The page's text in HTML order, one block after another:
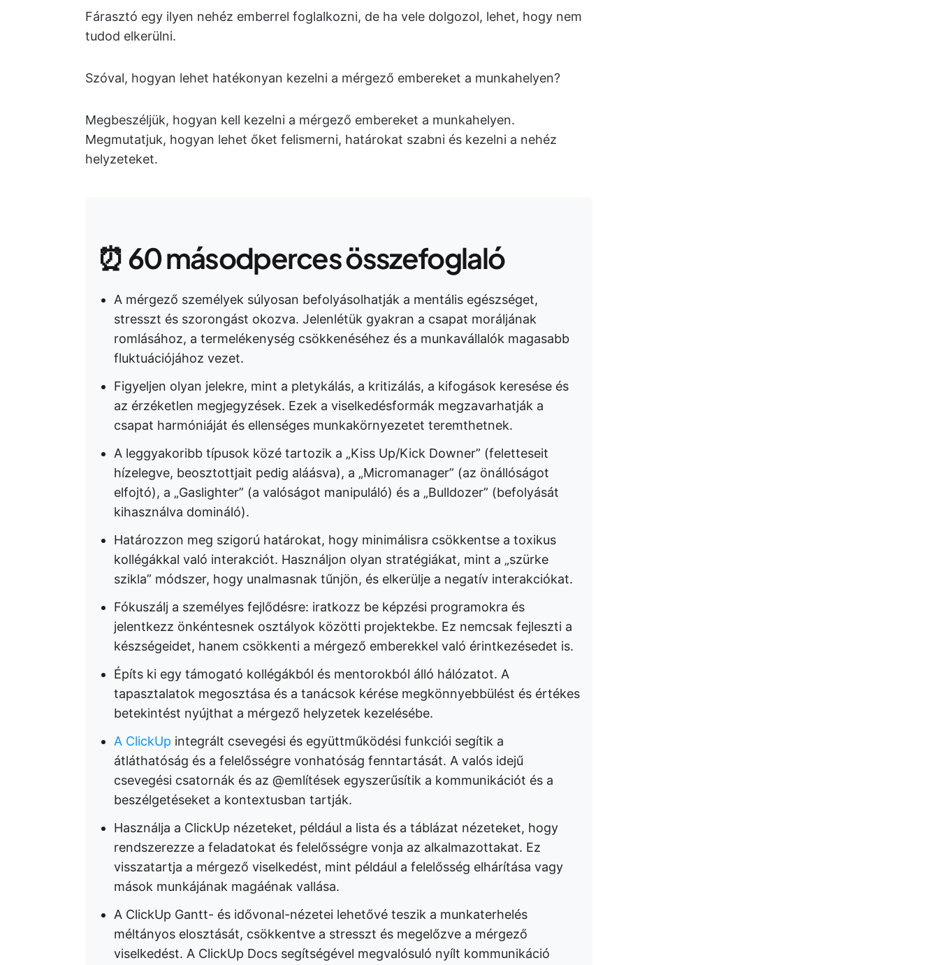
Fárasztó egy ilyen nehéz emberrel foglalkozni, de ha vele dolgozol, lehet, hogy nem
tudod elkerülni.
Szóval, hogyan lehet hatékonyan kezelni a mérgező embereket a munkahelyen?
Megbeszéljük, hogyan kell kezelni a mérgező embereket a munkahelyen.
Megmutatjuk, hogyan lehet őket felismerni, határokat szabni és kezelni a nehéz
helyzeteket.
⏰ 60 másodperces összefoglaló
A mérgező személyek súlyosan befolyásolhatják a mentális egészséget,
stresszt és szorongást okozva. Jelenlétük gyakran a csapat moráljának
romlásához, a termelékenység csökkenéséhez és a munkavállalók magasabb
fluktuációjához vezet.
Figyeljen olyan jelekre, mint a pletykálás, a kritizálás, a kifogások keresése és
az érzéketlen megjegyzések. Ezek a viselkedésformák megzavarhatják a
csapat harmóniáját és ellenséges munkakörnyezetet teremthetnek.
A leggyakoribb típusok közé tartozik a „Kiss Up/Kick Downer” (feletteseit
hízelegve, beosztottjait pedig aláásva), a „Micromanager” (az önállóságot
elfojtó), a „Gaslighter” (a valóságot manipuláló) és a „Bulldozer” (befolyását
kihasználva domináló).
Határozzon meg szigorú határokat, hogy minimálisra csökkentse a toxikus
kollégákkal való interakciót. Használjon olyan stratégiákat, mint a „szürke
szikla” módszer, hogy unalmasnak tűnjön, és elkerülje a negatív interakciókat.
Fókuszálj a személyes fejlődésre: iratkozz be képzési programokra és
jelentkezz önkéntesnek osztályok közötti projektekbe. Ez nemcsak fejleszti a
készségeidet, hanem csökkenti a mérgező emberekkel való érintkezésedet is.
Építs ki egy támogató kollégákból és mentorokból álló hálózatot. A
tapasztalatok megosztása és a tanácsok kérése megkönnyebbülést és értékes
betekintést nyújthat a mérgező helyzetek kezelésébe.
A ClickUp integrált csevegési és együttműködési funkciói segítik a
átláthatóság és a felelősségre vonhatóság fenntartását. A valós idejű
csevegési csatornák és az @említések egyszerűsítik a kommunikációt és a
beszélgetéseket a kontextusban tartják.
Használja a ClickUp nézeteket, például a lista és a táblázat nézeteket, hogy
rendszerezze a feladatokat és felelősségre vonja az alkalmazottakat. Ez
visszatartja a mérgező viselkedést, mint például a felelősség elhárítása vagy
mások munkájának magáénak vallása.
A ClickUp Gantt- és idővonal-nézetei lehetővé teszik a munkaterhelés
méltányos elosztását, csökkentve a stresszt és megelőzve a mérgező
viselkedést. A ClickUp Docs segítségével megvalósuló nyílt kommunikáció